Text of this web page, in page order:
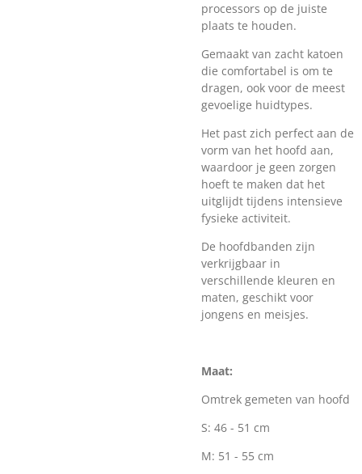
processors op de juiste
plaats te houden.
Gemaakt van zacht katoen
die comfortabel is om te
dragen, ook voor de meest
gevoelige huidtypes.
Het past zich perfect aan de
vorm van het hoofd aan,
waardoor je geen zorgen
hoeft te maken dat het
uitglijdt tijdens intensieve
fysieke activiteit.
De hoofdbanden zijn
verkrijgbaar in
verschillende kleuren en
maten, geschikt voor
jongens en meisjes.
Maat:
Omtrek gemeten van hoofd
S: 46 - 51 cm
M: 51 - 55 cm